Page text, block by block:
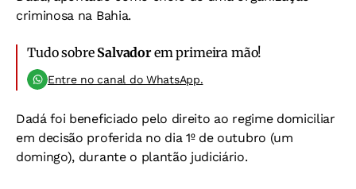
criminosa na Bahia.
Tudo sobre Salvadorem primeira mão!
Entre no canal do WhatsApp.
Dadá foi beneficiado pelo direito ao regime domiciliar
em decisão proferida no dia 1º de outubro (um
domingo), durante o plantão judiciário.